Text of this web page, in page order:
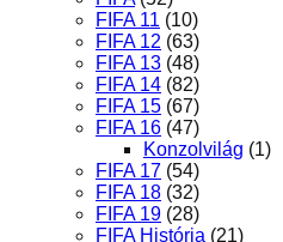
FIFA 11 (10)
FIFA 12 (63)
FIFA 13 (48)
FIFA 14 (82)
FIFA 15 (67)
FIFA 16 (47)
Konzolvilág (1)
FIFA 17 (54)
FIFA 18 (32)
FIFA 19 (28)
FIFA História (21)